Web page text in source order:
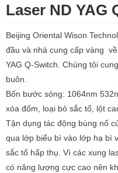
Laser ND YAG
Beijing Oriental Wison
đầu và nhà cung cấp vàng
YAG Q-Switch. Chúng tôi
buôn.
Bốn bước sóng: 1064nm
xóa đốm, loại bỏ sắc tố, lột
Tận dụng tác động bùng nổ
qua lớp biểu bì vào lớp hạ bì
sắc tố hấp thụ. Vì các xung
có năng lượng cực cao nên